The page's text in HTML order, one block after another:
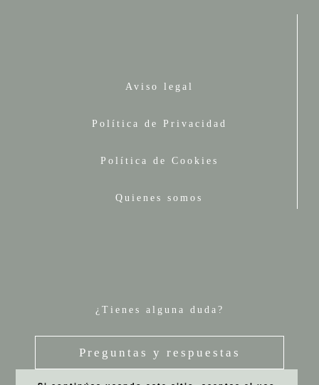
Aviso legal
Política de Privacidad
Política de Cookies
Quienes somos
¿Tienes alguna duda?
Preguntas y respuestas